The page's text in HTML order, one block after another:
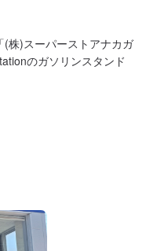
株)スーパーストアナカガ
のガソリンスタンド